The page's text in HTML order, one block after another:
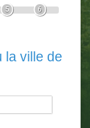
comparatifs